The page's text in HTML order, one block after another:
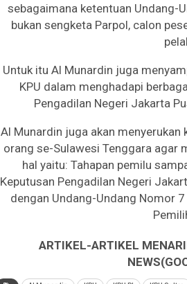
sebagaimana ketentuan Undang-
bukan sengketa Parpol, calon
Untuk itu Al Munardin juga
KPU dalam menghadapi
Pengadilan Negeri Jakarta
Al Munardin juga akan menyerukan
orang se-Sulawesi Tenggara
hal yaitu: Tahapan pemilu
Keputusan Pengadilan Negeri
dengan Undang-Undang Nomor
ARTIKEL-ARTIKEL